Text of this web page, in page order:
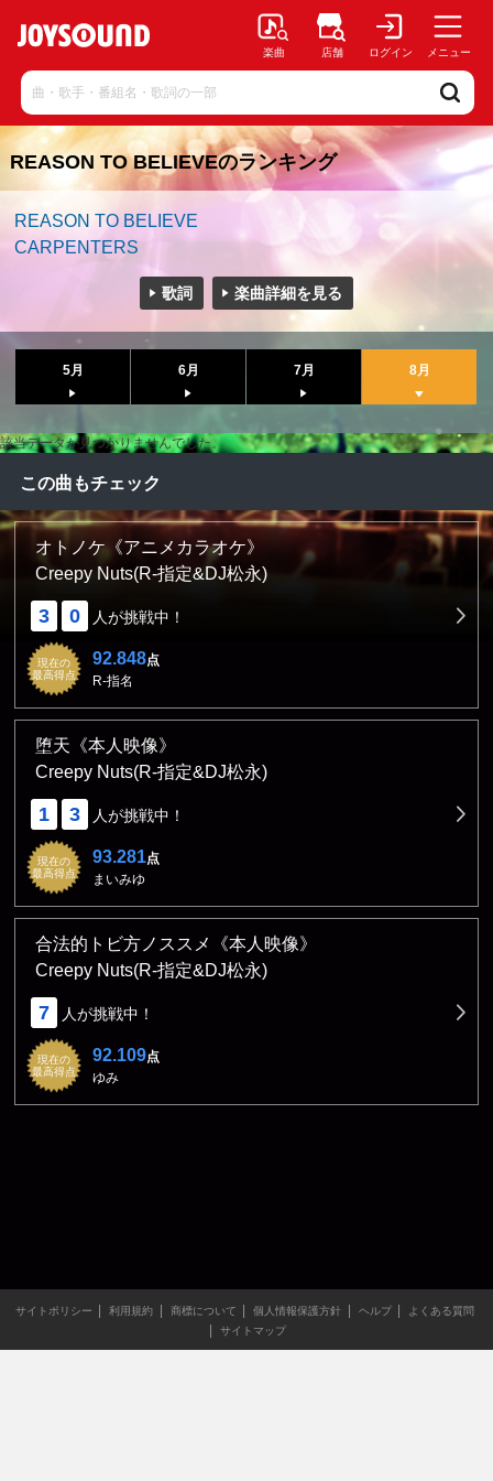
楽曲 店舗 ログイン メニュー
REASON TO BELIEVEのランキング
REASON TO BELIEVE
CARPENTERS
歌詞 楽曲詳細を見る
5月 6月 7月 8月
該当データが見つかりませんでした。
この曲もチェック
オトノケ《アニメカラオケ》
Creepy Nuts(R-指定&DJ松永)
3 0 人が挑戦中！
現在の
最高得点
92.848点
R-指名
堕天《本人映像》
Creepy Nuts(R-指定&DJ松永)
1 3 人が挑戦中！
現在の
最高得点
93.281点
まいみゆ
合法的トビ方ノススメ《本人映像》
Creepy Nuts(R-指定&DJ松永)
7 人が挑戦中！
現在の
最高得点
92.109点
ゆみ
サイトポリシー 利用規約 商標について 個人情報保護方針 ヘルプ
よくある質問
サイトマップ